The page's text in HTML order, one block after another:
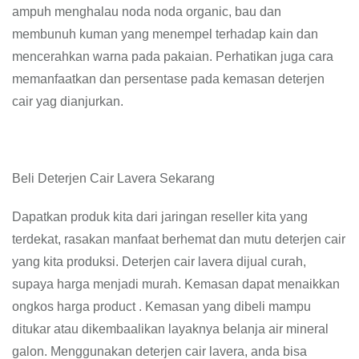
ampuh menghalau noda noda organic, bau dan
membunuh kuman yang menempel terhadap kain dan
mencerahkan warna pada pakaian. Perhatikan juga cara
memanfaatkan dan persentase pada kemasan deterjen
cair yag dianjurkan.
Beli Deterjen Cair Lavera Sekarang
Dapatkan produk kita dari jaringan reseller kita yang
terdekat, rasakan manfaat berhemat dan mutu deterjen cair
yang kita produksi. Deterjen cair lavera dijual curah,
supaya harga menjadi murah. Kemasan dapat menaikkan
ongkos harga product . Kemasan yang dibeli mampu
ditukar atau dikembaalikan layaknya belanja air mineral
galon. Menggunakan deterjen cair lavera, anda bisa